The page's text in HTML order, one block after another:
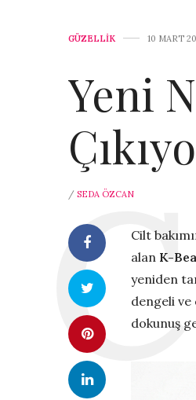
GÜZELLİK 10 MART
Yeni
/ SEDA ÖZCAN
Cilt
alan K-
yeniden
dengeli
dokunuş